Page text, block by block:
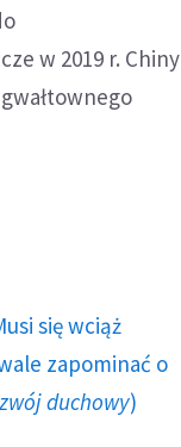
w 2019 r. Chiny
się wciąż
zapominać o
duchowy)